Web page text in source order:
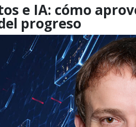
e IA: cómo
progreso